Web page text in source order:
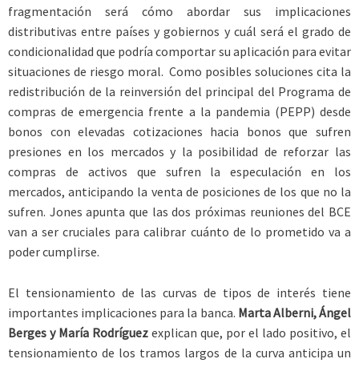
fragmentación será cómo abordar sus implicaciones
distributivas entre países y gobiernos y cuál será el grado de
condicionalidad que podría comportar su aplicación para evitar
situaciones de riesgo moral. Como posibles soluciones cita la
redistribución de la reinversión del principal del Programa de
compras de emergencia frente a la pandemia (PEPP) desde
bonos con elevadas cotizaciones hacia bonos que sufren
presiones en los mercados y la posibilidad de reforzar las
compras de activos que sufren la especulación en los
mercados, anticipando la venta de posiciones de los que no la
sufren. Jones apunta que las dos próximas reuniones del BCE
van a ser cruciales para calibrar cuánto de lo prometido va a
poder cumplirse.
El tensionamiento de las curvas de tipos de interés tiene
importantes implicaciones para la banca. Marta Alberni, Ángel
Berges y María Rodríguez explican que, por el lado positivo, el
tensionamiento de los tramos largos de la curva anticipa un